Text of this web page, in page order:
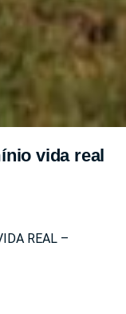
vida real
REAL –